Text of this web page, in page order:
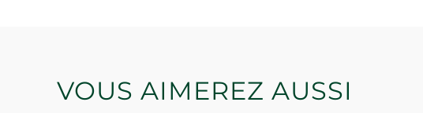
VOUS AIMEREZ AUSSI